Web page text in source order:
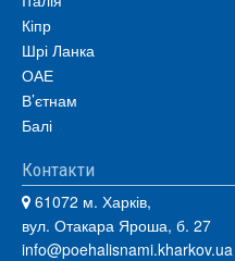
Кіпр
Шрі Ланка
ОАЕ
В’єтнам
Балі
Контакти
61072 м. Харків,
вул. Отакара Яроша, б. 27
info@poehalisnami.kharkov.ua